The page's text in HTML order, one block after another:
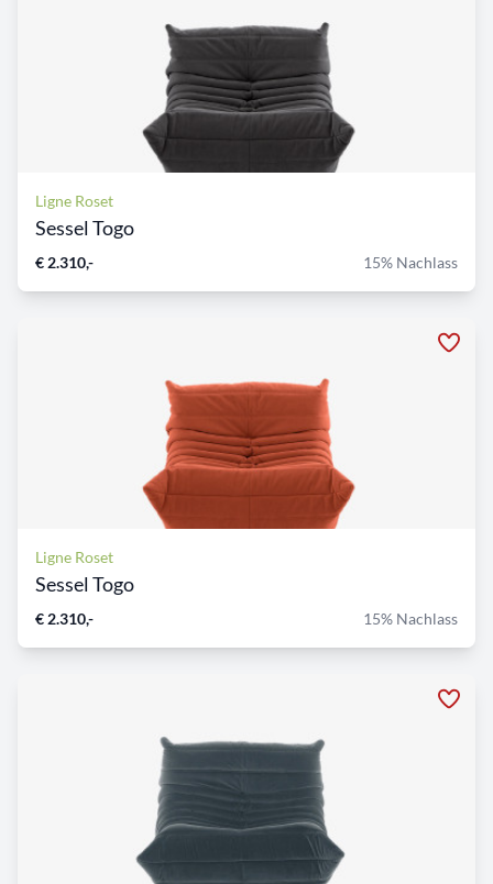
Ligne Roset
Sessel Togo
€ 2.310,- 15% Nachlass
Ligne Roset
Sessel Togo
€ 2.310,- 15% Nachlass